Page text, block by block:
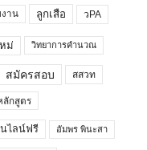
งาน ลูกเสือ วPA
ม่ วิทยาการคำนวณ
สมัครสอบ สสวท
ลักสูตร
ไลน์ฟรี อัมพร พินะสา